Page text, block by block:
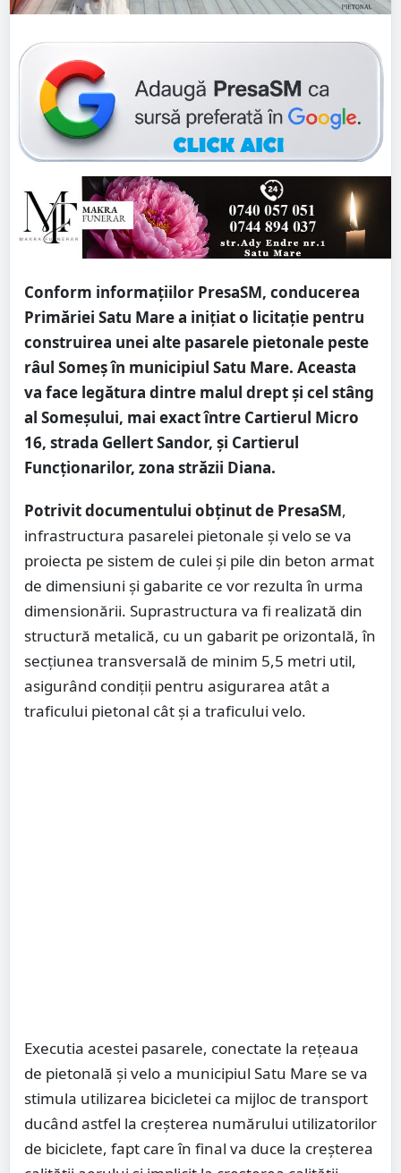
Conform informațiilor PresaSM, conducerea
Primăriei Satu Mare a inițiat o licitație pentru
construirea unei alte pasarele pietonale peste
râul Someș în municipiul Satu Mare. Aceasta
va face legătura dintre malul drept și cel stâng
al Someșului, mai exact între Cartierul Micro
16, strada Gellert Sandor, și Cartierul
Funcționarilor, zona străzii Diana.
Potrivit documentului obținut de PresaSM,
infrastructura pasarelei pietonale și velo se va
proiecta pe sistem de culei și pile din beton armat
de dimensiuni și gabarite ce vor rezulta în urma
dimensionării. Suprastructura va fi realizată din
structură metalică, cu un gabarit pe orizontală, în
secțiunea transversală de minim 5,5 metri util,
asigurând condiții pentru asigurarea atât a
traficului pietonal cât și a traficului velo.
Executia acestei pasarele, conectate la rețeaua
de pietonală și velo a municipiul Satu Mare se va
stimula utilizarea bicicletei ca mijloc de transport
ducând astfel la creșterea numărului utilizatorilor
de biciclete, fapt care în final va duce la creșterea